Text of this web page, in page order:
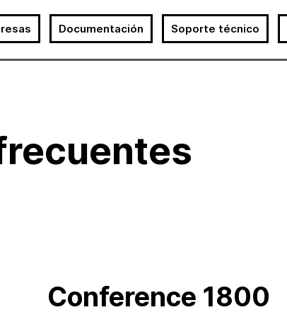
Documentación Soporte técnico
Conference 1800